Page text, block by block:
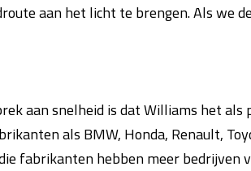
aan het licht te brengen. Als we
aan snelheid is dat Williams het
als BMW, Honda, Renault,
fabrikanten hebben meer bedrijven